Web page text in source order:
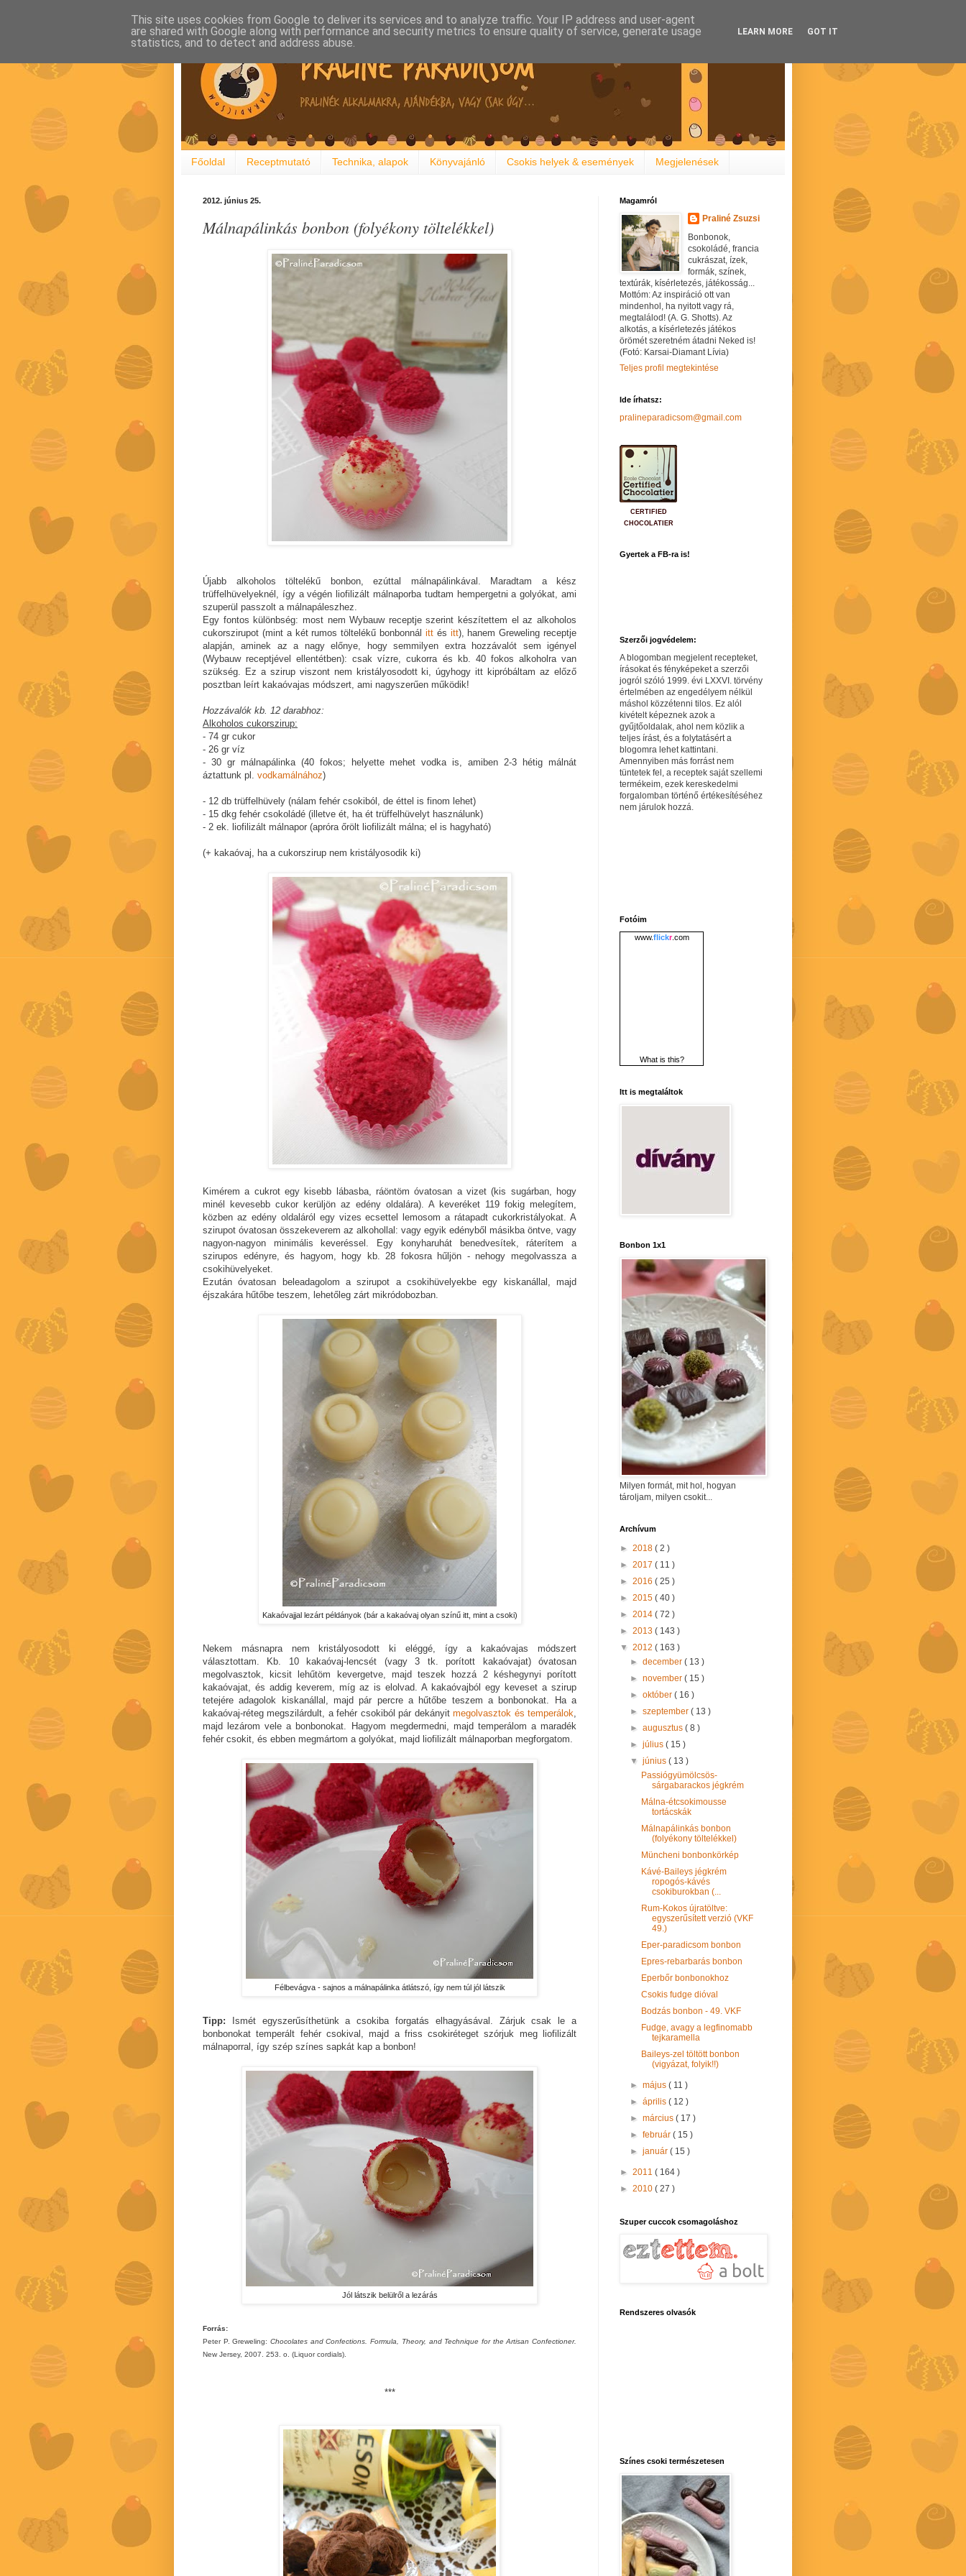
Főoldal Receptmutató Technika, alapok Könyvajánló Csokis helyek & események Megjelenések
2012. június 25.
Málnapálinkás bonbon (folyékony töltelékkel)
Újabb alkoholos töltelékű bonbon, ezúttal málnapálinkával. Maradtam a kész
trüffelhüvelyeknél, így a végén liofilizált málnaporba tudtam hempergetni a golyókat, ami
szuperül passzolt a málnapáleszhez.
Egy fontos különbség: most nem Wybauw receptje szerint készítettem el az alkoholos
cukorszirupot (mint a két rumos töltelékű bonbonnál ittés itt), hanem Greweling receptje
alapján, aminek az a nagy előnye, hogy semmilyen extra hozzávalót sem igényel
(Wybauw receptjével ellentétben): csak vízre, cukorra és kb. 40 fokos alkoholra van
szükség. Ez a szirup viszont nem kristályosodott ki, úgyhogy itt kipróbáltam az előző
posztban leírt kakaóvajas módszert, ami nagyszerűen működik!
Hozzávalók kb. 12 darabhoz:
Alkoholos cukorszirup:
- 74 gr cukor
- 26 gr víz
- 30 gr málnapálinka (40 fokos; helyette mehet vodka is, amiben 2-3 hétig málnát
áztattunk pl. vodkamálnához)
- 12 db trüffelhüvely (nálam fehér csokiból, de éttel is finom lehet)
- 15 dkg fehér csokoládé (illetve ét, ha ét trüffelhüvelyt használunk)
- 2 ek. liofilizált málnapor (apróra őrölt liofilizált málna; el is hagyható)
(+ kakaóvaj, ha a cukorszirup nem kristályosodik ki)
Kimérem a cukrot egy kisebb lábasba, ráöntöm óvatosan a vizet (kis sugárban, hogy
minél kevesebb cukor kerüljön az edény oldalára). A keveréket 119 fokig melegítem,
közben az edény oldaláról egy vizes ecsettel lemosom a rátapadt cukorkristályokat. A
szirupot óvatosan összekeverem az alkohollal: vagy egyik edényből másikba öntve, vagy
nagyon-nagyon minimális keveréssel. Egy konyharuhát benedvesítek, ráterítem a
szirupos edényre, és hagyom, hogy kb. 28 fokosra hűljön - nehogy megolvassza a
csokihüvelyeket.
Ezután óvatosan beleadagolom a szirupot a csokihüvelyekbe egy kiskanállal, majd
éjszakára hűtőbe teszem, lehetőleg zárt mikródobozban.
Kakaóvajjal lezárt példányok (bár a kakaóvaj olyan színű itt, mint a csoki)
Nekem másnapra nem kristályosodott ki eléggé, így a kakaóvajas módszert
választottam. Kb. 10 kakaóvaj-lencsét (vagy 3 tk. porított kakaóvajat) óvatosan
megolvasztok, kicsit lehűtöm kevergetve, majd teszek hozzá 2 késhegynyi porított
kakaóvajat, és addig keverem, míg az is elolvad. A kakaóvajból egy keveset a szirup
tetejére adagolok kiskanállal, majd pár percre a hűtőbe teszem a bonbonokat. Ha a
kakaóvaj-réteg megszilárdult, a fehér csokiból pár dekányitmegolvasztok és temperálok,
majd lezárom vele a bonbonokat. Hagyom megdermedni, majd temperálom a maradék
fehér csokit, és ebben megmártom a golyókat, majd liofilizált málnaporban megforgatom.
Félbevágva - sajnos a málnapálinka átlátszó, így nem túl jól látszik
Tipp: Ismét egyszerűsíthetünk a csokiba forgatás elhagyásával. Zárjuk csak le a
bonbonokat temperált fehér csokival, majd a friss csokiréteget szórjuk meg liofilizált
málnaporral, így szép színes sapkát kap a bonbon!
Jól látszik belülről a lezárás
Forrás:
Peter P. Greweling:Chocolates and Confections. Formula, Theory, and Technique for the Artisan Confectioner.
New Jersey, 2007. 253. o. (Liquor cordials).
***
Magamról
Praliné Zsuzsi
Bonbonok,
csokoládé, francia
cukrászat, ízek,
formák, színek,
textúrák, kísérletezés, játékosság...
Mottóm: Az inspiráció ott van
mindenhol, ha nyitott vagy rá,
megtalálod! (A. G. Shotts). Az
alkotás, a kísérletezés játékos
örömét szeretném átadni Neked is!
(Fotó: Karsai-Diamant Lívia)
Teljes profil megtekintése
Ide írhatsz:
pralineparadicsom@gmail.com
CERTIFIED
CHOCOLATIER
Gyertek a FB-ra is!
Szerzői jogvédelem:
A blogomban megjelent recepteket,
írásokat és fényképeket a szerzői
jogról szóló 1999. évi LXXVI. törvény
értelmében az engedélyem nélkül
máshol közzétenni tilos. Ez alól
kivételt képeznek azok a
gyűjtőoldalak, ahol nem közlik a
teljes írást, és a folytatásért a
blogomra lehet kattintani.
Amennyiben más forrást nem
tüntetek fel, a receptek saját szellemi
termékeim, ezek kereskedelmi
forgalomban történő értékesítéséhez
nem járulok hozzá.
Fotóim
www.flickr.com
What is this?
Itt is megtaláltok
Bonbon 1x1
Milyen formát, mit hol, hogyan
tároljam, milyen csokit...
Archívum
► 2018 ( 2 )
► 2017 ( 11 )
► 2016 ( 25 )
► 2015 ( 40 )
► 2014 ( 72 )
► 2013 ( 143 )
▼ 2012 ( 163 )
►december( 13 )
►november( 15 )
►október( 16 )
►szeptember( 13 )
►augusztus( 8 )
►július( 15 )
▼június( 13 )
Passiógyümölcsös-
sárgabarackos jégkrém
Málna-étcsokimousse
tortácskák
Málnapálinkás bonbon
(folyékony töltelékkel)
Müncheni bonbonkörkép
Kávé-Baileys jégkrém
ropogós-kávés
csokiburokban (...
Rum-Kokos újratöltve:
egyszerűsített verzió (VKF
49.)
Eper-paradicsom bonbon
Epres-rebarbarás bonbon
Eperbőr bonbonokhoz
Csokis fudge dióval
Bodzás bonbon - 49. VKF
Fudge, avagy a legfinomabb
tejkaramella
Baileys-zel töltött bonbon
(vigyázat, folyik!!)
►május( 11 )
►április( 12 )
►március( 17 )
►február( 15 )
►január( 15 )
► 2011 ( 164 )
► 2010 ( 27 )
Szuper cuccok csomagoláshoz
Rendszeres olvasók
Színes csoki természetesen
This site uses cookies from Google to deliver its services and to analyze traffic. Your IP address and user-agent
are shared with Google along with performance and security metrics to ensure quality of service, generate usage
statistics, and to detect and address abuse.
LEARN MORE GOT IT